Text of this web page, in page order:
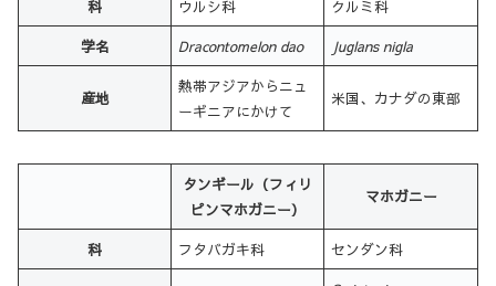
科 ウルシ科 クルミ科
学名 Dracontomelon dao Juglans nigla
産地
熱帯アジアからニュ
ーギニアにかけて
米国、カナダの東部
タンギール（フィリ
ピンマホガニー）
マホガニー
科 フタバガキ科 センダン科